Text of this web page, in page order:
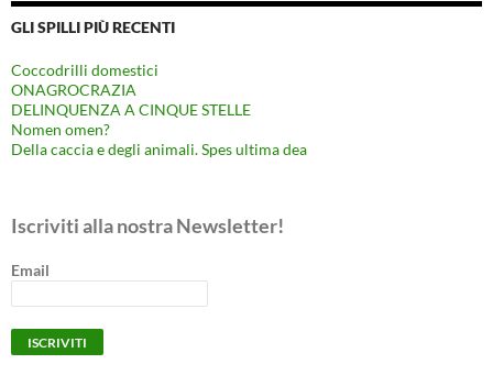
GLI SPILLI PIÙ RECENTI
Coccodrilli domestici
ONAGROCRAZIA
DELINQUENZA A CINQUE STELLE
Nomen omen?
Della caccia e degli animali. Spes ultima dea
Iscriviti alla nostra Newsletter!
Email